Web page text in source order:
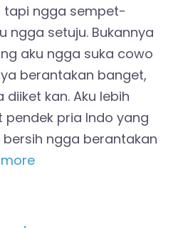
tapi ngga sempet-
ngga setuju. Bukannya
aku ngga suka cowo
berantakan banget,
kan. Aku lebih
pria Indo yang
ngga berantakan